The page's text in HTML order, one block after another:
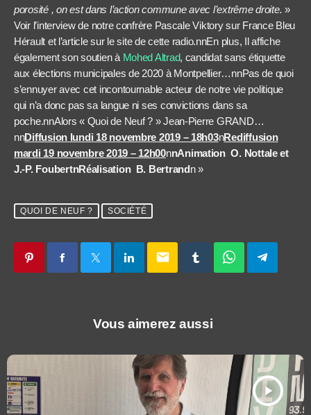
porosité , on est dans l’action commune avec l’extrême droite. »
Voir l’interview de notre confrère Pascale Viktory sur France Bleu
Hérault et l’article sur le site de cette radio.nnEn plus, Il affiche
également son soutien à Mohed Altrad, candidat sans étiquette
aux élections municipales de 2020 à Montpellier…nnPas de quoi
s’ennuyer avec cet incontournable acteur de notre vie politique
qui n’a donc pas sa langue ni ses convictions dans sa
poche.nnAlors « Quoi de Neuf ? » Jean-Pierre GRAND…
nnDiffusion lundi 18 novembre 2019 – 18h03nRediffusion
mardi 19 novembre 2019 – 12h00nnAnimation O. Nottale et
J.-P. FoubertnRéalisation B. Bertrandn »
QUOI DE NEUF ? SOCIÉTÉ
email
Vous aimerez aussi
play_arrow